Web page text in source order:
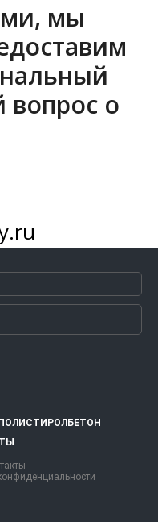
мы
вопрос о
ПОЛИСТИРОЛБЕТОН